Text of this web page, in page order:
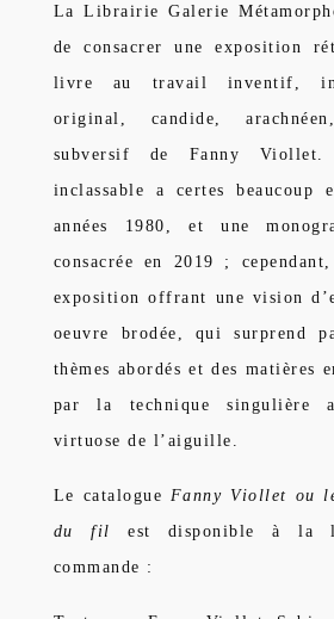
La Librairie Galerie
de consacrer une exposition
livre au travail inventif,
original, candide,
subversif de Fanny Viollet.
inclassable a certes beaucoup
années 1980, et une
consacrée en 2019 ;
exposition offrant une vision
oeuvre brodée, qui surprend
thèmes abordés et des matières
par la technique singulière
virtuose de l’aiguille.
Le catalogue Fanny Viollet ou
du filest disponible à la
commande :